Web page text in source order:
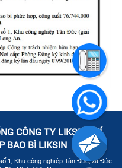
CÔNG TY LIKSIN - XÍ
BAO BÌ LIKSIN
1, Khu công nghiệp Tân Đức, xã Đức